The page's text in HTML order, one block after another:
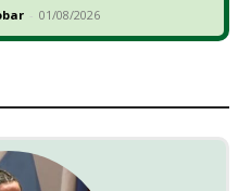
- 01/08/2026